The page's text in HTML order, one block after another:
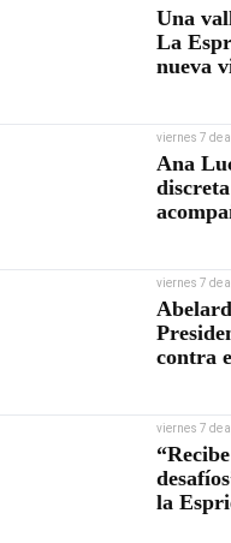
Una
La
nueva
viernes 7 de
Ana
viernes 7 de
contra
viernes 7 de
la